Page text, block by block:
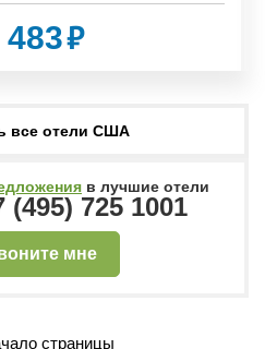
483₽
все отели США
в лучшие отели
(495) 725 1001
мне
страницы